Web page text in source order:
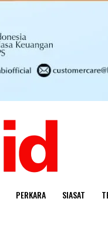
PERKARA SIASAT